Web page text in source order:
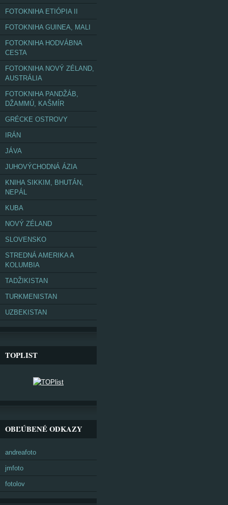
FOTOKNIHA ETIÓPIA II
FOTOKNIHA GUINEA, MALI
FOTOKNIHA HODVÁBNA
CESTA
FOTOKNIHA NOVÝ ZÉLAND,
AUSTRÁLIA
FOTOKNIHA PANDŽÁB,
DŽAMMÚ, KAŠMÍR
GRÉCKE OSTROVY
IRÁN
JÁVA
JUHOVÝCHODNÁ ÁZIA
KNIHA SIKKIM, BHUTÁN,
NEPÁL
KUBA
NOVÝ ZÉLAND
SLOVENSKO
STREDNÁ AMERIKA A
KOLUMBIA
TADŽIKISTAN
TURKMENISTAN
UZBEKISTAN
TOPLIST
OBĽÚBENÉ ODKAZY
andreafoto
jmfoto
fotolov